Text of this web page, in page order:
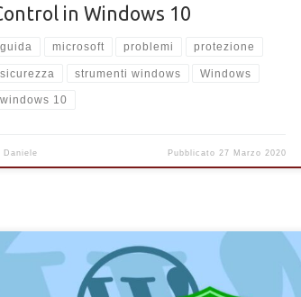
in Windows 10
guida microsoft problemi protezione
sicurezza strumenti windows Windows
windows 10
Daniele Pubblicato 27 Marzo 2020